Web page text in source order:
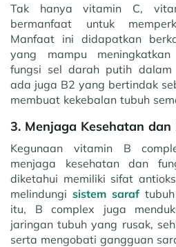
Tak hanya vitamin C,
bermanfaat untuk
Manfaat ini didapatkan
yang mampu
fungsi sel darah putih dalam
ada juga B2 yang bertindak
membuat kekebalan tubuh
3. Menjaga Kesehatan
Kegunaan vitamin B
menjaga kesehatan dan
diketahui memiliki sifat
melindungi sistem saraftubuh
itu, B complex juga
jaringan tubuh yang rusak,
serta mengobati gangguan